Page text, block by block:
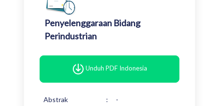
Penyelenggaraan Bidang
Perindustrian
Unduh PDF Indonesia
Abstrak : -